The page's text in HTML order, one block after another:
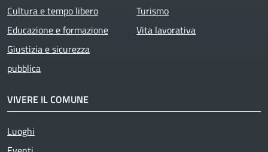
Cultura e tempo libero
Educazione e formazione
Giustizia e sicurezza
pubblica
Turismo
Vita lavorativa
VIVERE IL COMUNE
Luoghi